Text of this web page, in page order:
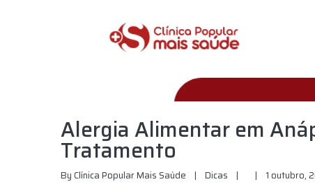
Alergia Alimentar em
Tratamento
By Clínica Popular Mais Saúde | Dicas | | 1 outubro,